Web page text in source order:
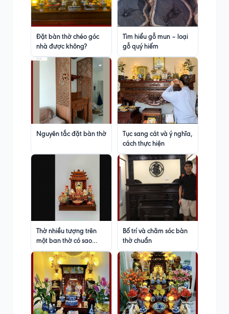
Đặt bàn thờ chéo góc
nhà được không?
Tìm hiểu gỗ mun – loại
gỗ quý hiếm
Nguyên tắc đặt bàn thờ
Tục sang cát và ý nghĩa,
cách thực hiện
Thờ nhiều tượng trên
một ban thờ có sao
không ?
Bố trí và chăm sóc bàn
thờ chuẩn